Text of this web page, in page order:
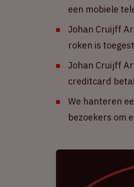
een mobiele
Johan Cruijff
roken is
Johan Cruijff
creditcard
We hanteren
bezoekers om